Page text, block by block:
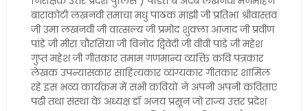
बाराकोटी लखनवी तमाचा मधु पाठक मांझी जी प्रतिभा श्रीवास्तव
जी उमा लखनवी जी वात्सल्य जी प्रमोद शुक्ला आजाद जी प्रवीण
पांडे जी मीरा चौरसिया जी विनोद द्विवेदी जी वीवी पांडे जी महेश
गुप्त महेश जी गीतकार तमाम गणमान्य व्यक्ति कवि पत्रकार
लेखक उपन्यासकार साहित्यकार व्यंग्यकार गीतकार शामिल
रहे इस भव्य कार्यक्रम में सभी कवियों ने अपनी अपनी कविताएं
पढ़ी तथा संस्था के अध्यक्ष डॉ अजय प्रसून जो राज्य उत्तर प्रदेश